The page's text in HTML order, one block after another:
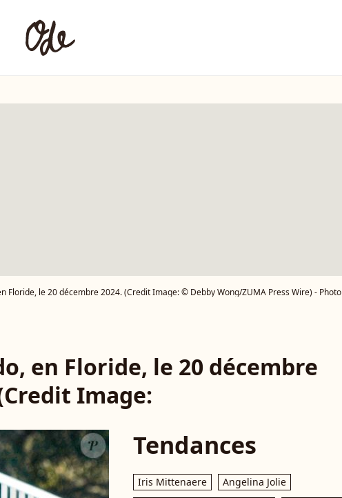
Floride, le 20 décembre 2024. (Credit Image: © Debby Wong/ZUMA Press Wire) - Photo
en Floride, le 20 décembre
Image:
Tendances
Iris Mittenaere
Angelina Jolie